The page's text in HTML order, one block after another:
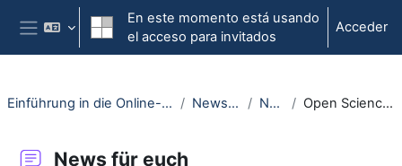
Salta al contenido principal
Panel lateral
En este momento está usando
el acceso para invitados
Acceder
Einführung in die Online-Lehre an der RUB - Moodle-Kurs für Erstsemester News and current events News für euch Open Science Week vom 23. bis 27. Oktober!
News für euch